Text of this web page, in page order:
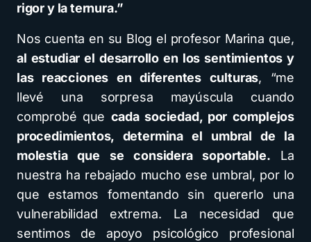
rigor y la ternura.”
Nos cuenta en su Blog el profesor Marina que,
al estudiar el desarrollo en los sentimientos y
las reacciones en diferentes culturas, “me
llevé una sorpresa mayúscula cuando
comprobé que cada sociedad, por complejos
procedimientos, determina el umbral de la
molestia que se considera soportable. La
nuestra ha rebajado mucho ese umbral, por lo
que estamos fomentando sin quererlo una
vulnerabilidad extrema. La necesidad que
sentimos de apoyo psicológico profesional